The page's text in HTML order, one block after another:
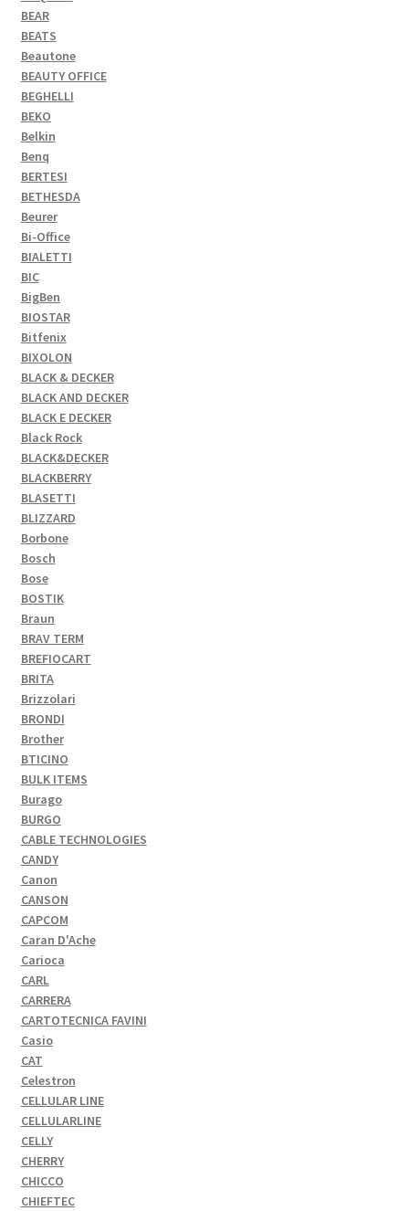
BEAR
BEATS
Beautone
BEAUTY OFFICE
BEGHELLI
BEKO
Belkin
Benq
BERTESI
BETHESDA
Beurer
Bi-Office
BIALETTI
BIC
BigBen
BIOSTAR
Bitfenix
BIXOLON
BLACK & DECKER
BLACK AND DECKER
BLACK E DECKER
Black Rock
BLACK&DECKER
BLACKBERRY
BLASETTI
BLIZZARD
Borbone
Bosch
Bose
BOSTIK
Braun
BRAV TERM
BREFIOCART
BRITA
Brizzolari
BRONDI
Brother
BTICINO
BULK ITEMS
Burago
BURGO
CABLE TECHNOLOGIES
CANDY
Canon
CANSON
CAPCOM
Caran D'Ache
Carioca
CARL
CARRERA
CARTOTECNICA FAVINI
Casio
CAT
Celestron
CELLULAR LINE
CELLULARLINE
CELLY
CHERRY
CHICCO
CHIEFTEC